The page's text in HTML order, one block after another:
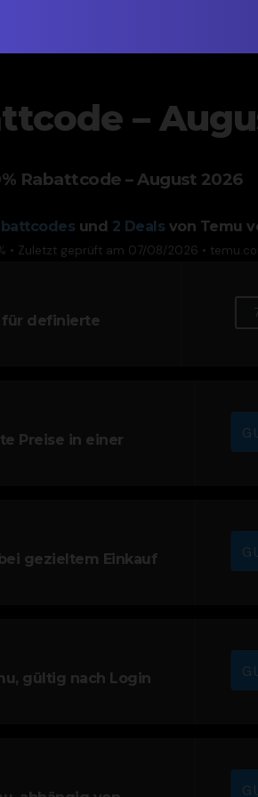
–
Rabattcode – August 2026
und 2 Deals von Temu
• Zuletzt geprüft am 07/08/2026 •
für definierte
Preise in einer
gezieltem Einkauf
gültig nach Login